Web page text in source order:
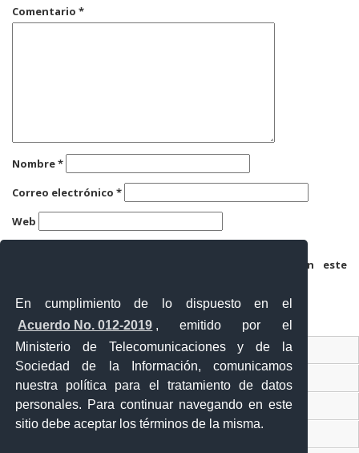
En cumplimiento de lo dispuesto en el
Acuerdo No. 012-2019 , emitido por el
Ministerio de Telecomunicaciones y de la
Sociedad de la Información, comunicamos
nuestra política para el tratamiento de datos
personales. Para continuar navegando en este
sitio debe aceptar los términos de la misma.
Comentario *
Nombre*
Correo electrónico *
Web
Guarda mi nombre, correo electrónico y web en este
Ventanilla Única Virtual
Ventanilla Única de Comercio Exterior
Gobierno Abierto